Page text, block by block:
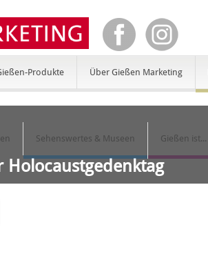
Produkte Über Gießen Marketing
Sehenswertes & Museen Gießen ist...
Holocaustgedenktag